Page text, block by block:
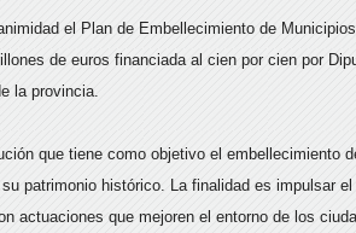
el Plan de Embellecimiento de
de euros financiada al cien por cien por
la provincia.
que tiene como objetivo el embellecimiento
patrimonio histórico. La finalidad es impulsar
actuaciones que mejoren el entorno de los